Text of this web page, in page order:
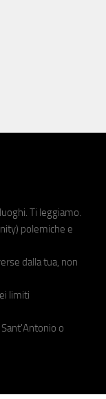
Ti leggiamo.
polemiche e
dalla tua, non
limiti
o